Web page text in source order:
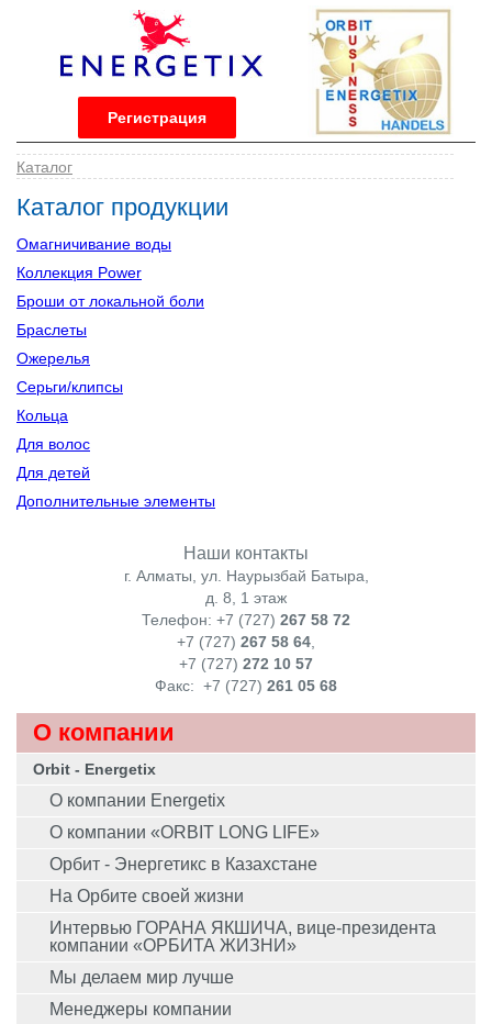
Регистрация
Наши контакты
г. Алматы, ул. Наурызбай Батыра,
д. 8, 1 этаж
Телефон: +7 (727) 267 58 72
+7 (727) 267 58 64
+7 (727) 272 10 57
Факс: +7 (727) 261 05 68
О компании
Orbit - Energetix
О компании Energetix
О компании «ORBIT LONG LIFE»
Орбит - Энергетикс в Казахстане
На Орбите своей жизни
Интервью ГОРАНА ЯКШИЧА, вице-президента
компании «ОРБИТА ЖИЗНИ»
Мы делаем мир лучше
Менеджеры компании
Каталог
Каталог продукции
Омагничивание воды
Коллекция Power
Броши от локальной боли
Браслеты
Ожерелья
Серьги/клипсы
Кольца
Для волос
Для детей
Дополнительные элементы